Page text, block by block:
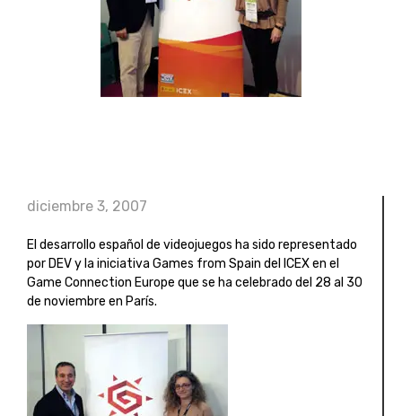
diciembre 3, 2007
El desarrollo español de videojuegos ha sido representado
por DEV y la iniciativa Games from Spain del ICEX en el
Game Connection Europe que se ha celebrado del 28 al 30
de noviembre en París.